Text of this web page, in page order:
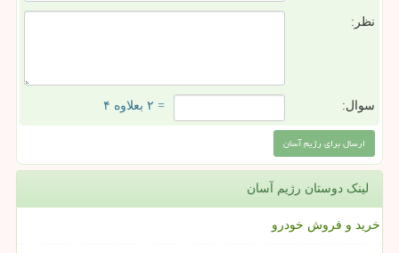
نظر:
سوال: = ۲ بعلاوه ۴
لینک دوستان رژیم آسان
خرید و فروش خودرو